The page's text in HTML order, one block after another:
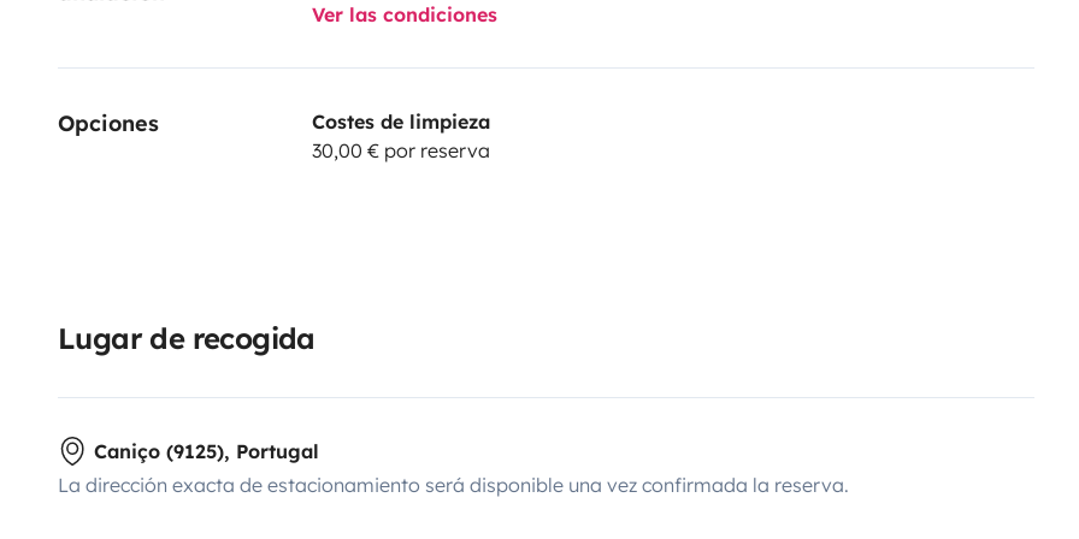
• Seats: 3
Ver las condiciones
Opciones
Costes de limpieza
30,00 € por reserva
Lugar de recogida
Caniço (9125), Portugal
La dirección exacta de estacionamiento será disponible una vez confirmada la reserva.